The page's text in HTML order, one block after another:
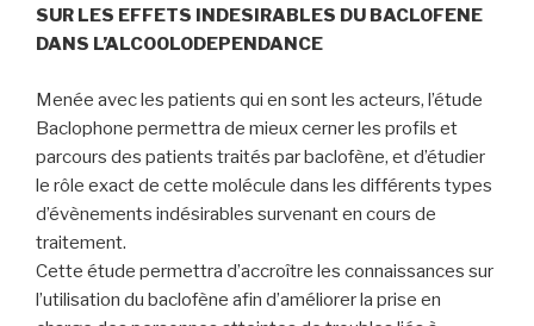
SUR LES EFFETS INDESIRABLES DU BACLOFENE
DANS L’ALCOOLODEPENDANCE
Menée avec les patients qui en sont les acteurs, l’étude
Baclophone permettra de mieux cerner les profils et
parcours des patients traités par baclofène, et d’étudier
le rôle exact de cette molécule dans les différents types
d’évènements indésirables survenant en cours de
traitement.
Cette étude permettra d’accroître les connaissances sur
l’utilisation du baclofène afin d’améliorer la prise en